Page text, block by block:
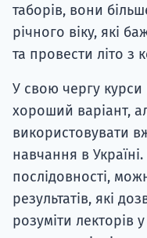
таборів, вони
річного віку, які
та провести літо з
У свою чергу курси
хороший варіант,
використовувати
навчання в
послідовності,
результатів, які
розуміти лекторів